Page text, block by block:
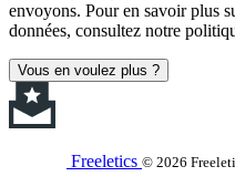
envoyons. Pour en savoir plus
données, consultez notre
Vous en voulez plus ?
Freeletics © 2026